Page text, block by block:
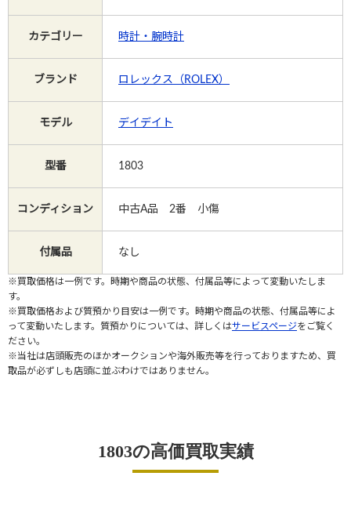
電話で相談する
カテゴリー 時計・腕時計
ブランド ロレックス（ROLEX）
モデル デイデイト
型番 1803
コンディション 中古A品 2番 小傷
付属品 なし
※買取価格は一例です。時期や商品の状態、付属品等によって変動いたしま
す。
※買取価格および質預かり目安は一例です。時期や商品の状態、付属品等によ
って変動いたします。質預かりについては、詳しくはサービスページをご覧く
ださい。
※当社は店頭販売のほかオークションや海外販売等を行っておりますため、買
取品が必ずしも店頭に並ぶわけではありません。
1803の高価買取実績